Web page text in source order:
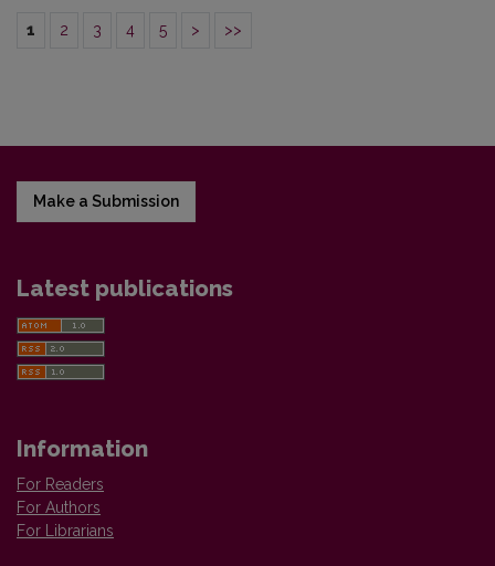
1 2 3 4 5 > >>
Make a Submission
Latest publications
Information
For Readers
For Authors
For Librarians